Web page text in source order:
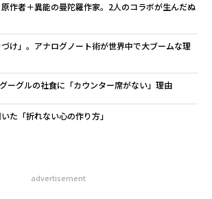
作者＋異能の曼陀羅作家。2人のコラボが生んだぬ
け」。アナログノート術が世界中で大ブームな理
ーグルの社食に「カウンター席がない」理由
た「折れない心の作り方」
advertisement